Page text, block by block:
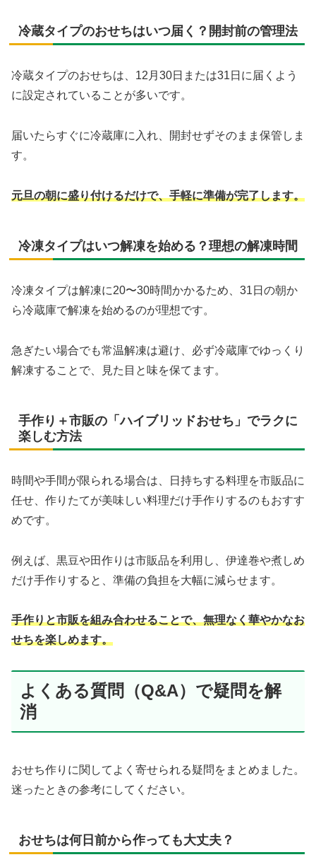
冷蔵タイプのおせちはいつ届く？開封前の管理法
冷蔵タイプのおせちは、12月30日または31日に届くよう
に設定されていることが多いです。
届いたらすぐに冷蔵庫に入れ、開封せずそのまま保管しま
す。
元旦の朝に盛り付けるだけで、手軽に準備が完了します。
冷凍タイプはいつ解凍を始める？理想の解凍時間
冷凍タイプは解凍に20〜30時間かかるため、31日の朝か
ら冷蔵庫で解凍を始めるのが理想です。
急ぎたい場合でも常温解凍は避け、必ず冷蔵庫でゆっくり
解凍することで、見た目と味を保てます。
手作り＋市販の「ハイブリッドおせち」でラクに
楽しむ方法
時間や手間が限られる場合は、日持ちする料理を市販品に
任せ、作りたてが美味しい料理だけ手作りするのもおすす
めです。
例えば、黒豆や田作りは市販品を利用し、伊達巻や煮しめ
だけ手作りすると、準備の負担を大幅に減らせます。
手作りと市販を組み合わせることで、無理なく華やかなお
せちを楽しめます。
よくある質問（Q&A）で疑問を解
消
おせち作りに関してよく寄せられる疑問をまとめました。
迷ったときの参考にしてください。
おせちは何日前から作っても大丈夫？